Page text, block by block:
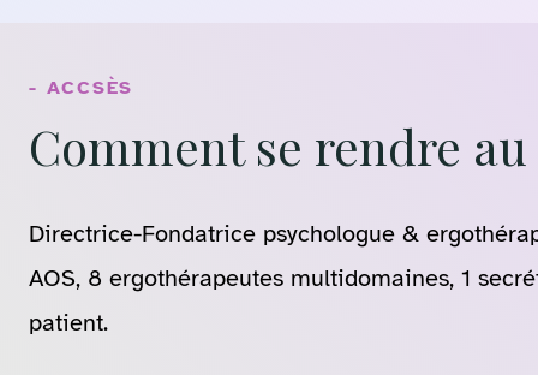
- ACCSÈS
Comment se rendre
Directrice-Fondatrice psychologue &
AOS, 8 ergothérapeutes multidomaines, 1
patient.